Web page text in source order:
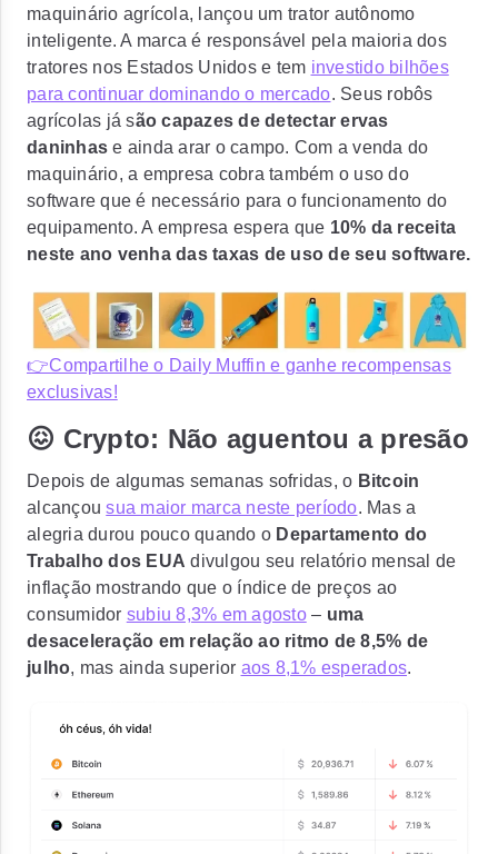
maquinário agrícola, lançou um trator autônomo
inteligente. A marca é responsável pela maioria dos
tratores nos Estados Unidos e tem investido bilhões
para continuar dominando o mercado. Seus robôs
agrícolas já são capazes de detectar ervas
daninhas e ainda arar o campo. Com a venda do
maquinário, a empresa cobra também o uso do
software que é necessário para o funcionamento do
equipamento. A empresa espera que 10% da receita
neste ano venha das taxas de uso de seu software.
👉Compartilhe o Daily Muffin e ganhe recompensas
exclusivas!
😖 Crypto: Não aguentou a presão
Depois de algumas semanas sofridas, o Bitcoin
alcançousua maior marca neste período. Mas a
alegria durou poucoquando o Departamento do
Trabalho dos EUA divulgou seu relatório mensal de
inflação mostrando que o índice de preços ao
consumidor subiu 8,3% em agosto– uma
desaceleração em relação ao ritmo de 8,5% de
julho, mas ainda superior aos 8,1% esperados.